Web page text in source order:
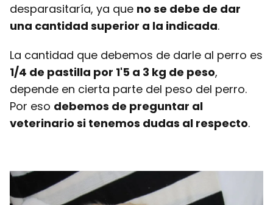
desparasitaría, ya que no se debe de dar
una cantidad superior a la indicada.
La cantidad que debemos de darle al perro es
1/4 de pastilla por 1'5 a 3 kg de peso,
depende en cierta parte del peso del perro.
Por eso debemos de preguntar al
veterinario si tenemos dudas al respecto.